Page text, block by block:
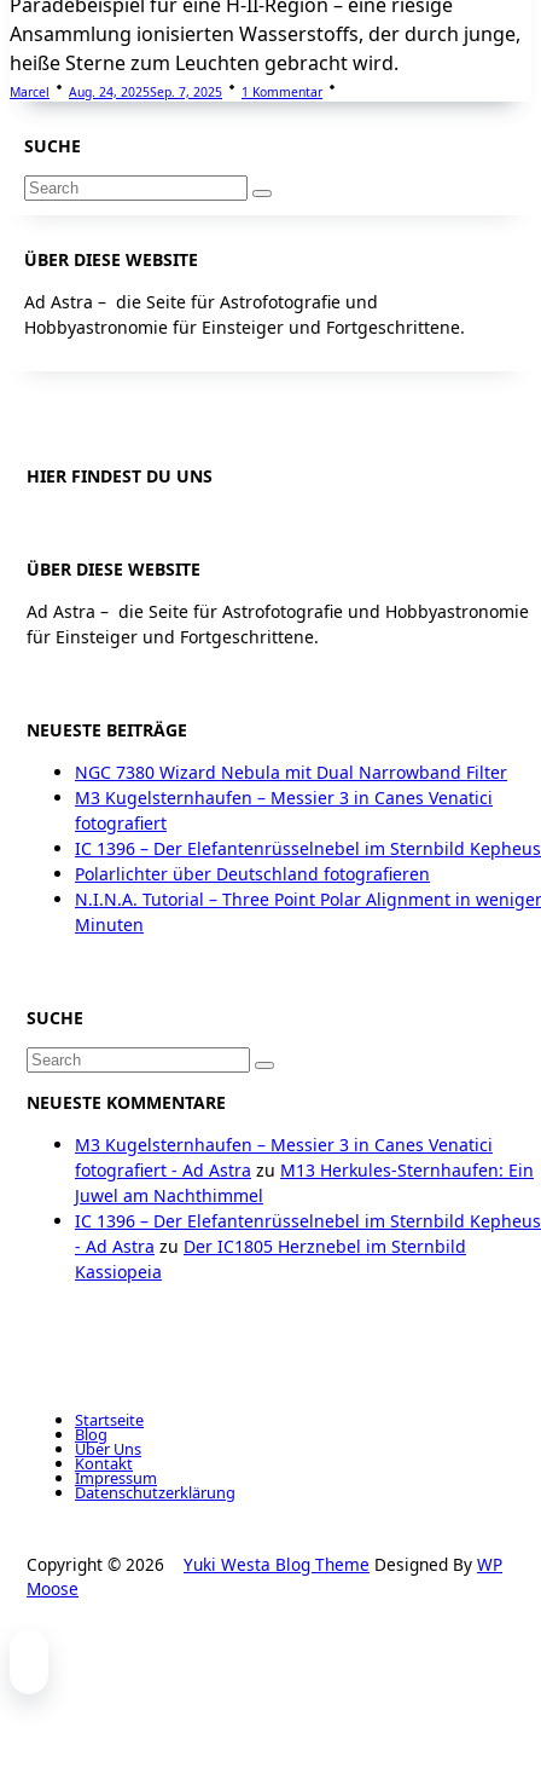
Ansammlung ionisierten Wasserstoffs, der durch junge,
heiße Sterne zum Leuchten gebracht wird.
Marcel Aug. 24, 2025Sep. 7, 2025 1 Kommentar Zu
Der
SUCHE
Search
ÜBER DIESE WEBSITE
Ad Astra – die Seite für Astrofotografie und
Hobbyastronomie für Einsteiger und Fortgeschrittene.
HIER FINDEST DU UNS
ÜBER DIESE WEBSITE
Ad Astra – die Seite für Astrofotografie und Hobbyastronomie
für Einsteiger und Fortgeschrittene.
NEUESTE BEITRÄGE
NGC 7380 Wizard Nebula mit Dual Narrowband Filter
M3 Kugelsternhaufen – Messier 3 in Canes Venatici
fotografiert
IC 1396 – Der Elefantenrüsselnebel im Sternbild Kepheus
Polarlichter über Deutschland fotografieren
N.I.N.A. Tutorial – Three Point Polar Alignment in
Minuten
SUCHE
Search
NEUESTE KOMMENTARE
M3 Kugelsternhaufen – Messier 3 in Canes Venatici
fotografiert - Ad Astra zu M13 Herkules-Sternhaufen: Ein
Juwel am Nachthimmel
IC 1396 – Der Elefantenrüsselnebel im Sternbild Kepheus
- Ad Astra zu Der IC1805 Herznebel im Sternbild
Kassiopeia
Startseite
Blog
Über Uns
Kontakt
Impressum
Datenschutzerklärung
Copyright © 2026 Yuki Westa Blog Theme Designed By WP
Moose